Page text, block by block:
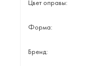
Цвет оправы:
Форма:
Бренд: